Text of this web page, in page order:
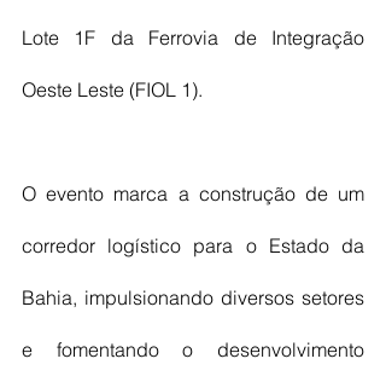
Lote 1F da Ferrovia de Integração
Oeste Leste (FIOL 1).
O evento marca a construção de um
corredor logístico para o Estado da
Bahia, impulsionando diversos setores
e fomentando o desenvolvimento